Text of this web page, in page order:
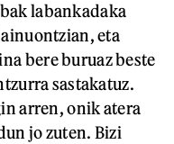
labankadaka
eta
bere buruaz beste
sastakatuz.
arren, onik atera
jo zuten. Bizi